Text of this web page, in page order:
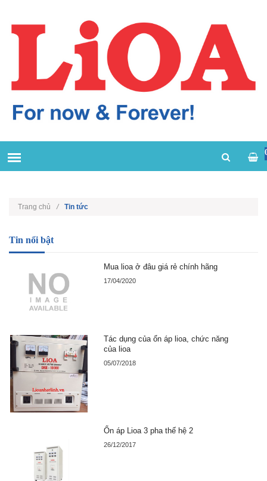
Trang chủ / Tin tức
Tin nổi bật
Mua lioa ở đâu giá rẻ chính hãng
17/04/2020
Tác dụng của ổn áp lioa, chức năng
của lioa
05/07/2018
Ổn áp Lioa 3 pha thế hệ 2
26/12/2017